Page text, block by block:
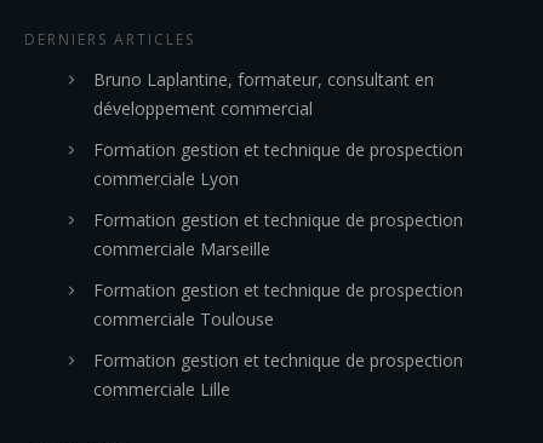
DERNIERS ARTICLES
Bruno Laplantine, formateur, consultant en
développement commercial
Formation gestion et technique de prospection
commerciale Lyon
Formation gestion et technique de prospection
commerciale Marseille
Formation gestion et technique de prospection
commerciale Toulouse
Formation gestion et technique de prospection
commerciale Lille